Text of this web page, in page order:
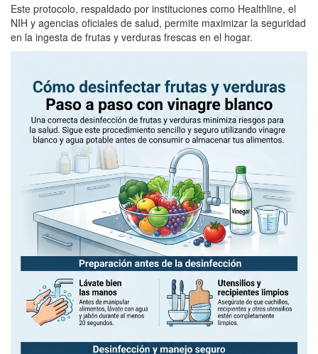
Este protocolo, respaldado por instituciones como Healthline, el
NIH y agencias oficiales de salud, permite maximizar la seguridad
en la ingesta de frutas y verduras frescas en el hogar.